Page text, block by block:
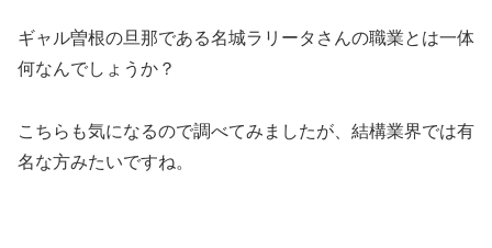
ギャル曽根の旦那である名城ラリータさんの職業とは一体
何なんでしょうか？
こちらも気になるので調べてみましたが、結構業界では有
名な方みたいですね。